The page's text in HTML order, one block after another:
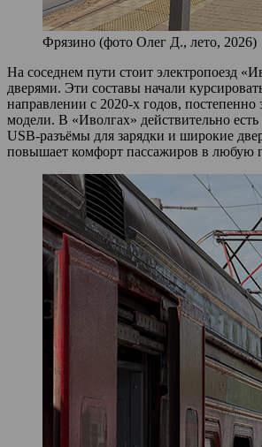
Фрязино (фото Олег Д., лето, 2026)
На соседнем пути стоит электропоезд
дверями. Эти составы начали
направлении с 2020‑х годов, постепенно
модели. В «Иволгах» действительно
USB‑разъёмы для зарядки и широкие
повышает комфорт пассажиров в любую